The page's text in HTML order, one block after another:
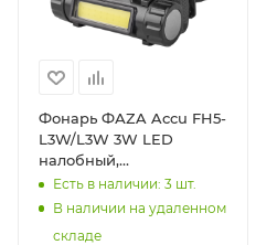
Фонарь ФАZA Accu FH5-
L3W/L3W 3W LED
налобный,
аккумуляторный
Есть в наличии: 3 шт.
В наличии на удаленном
складе